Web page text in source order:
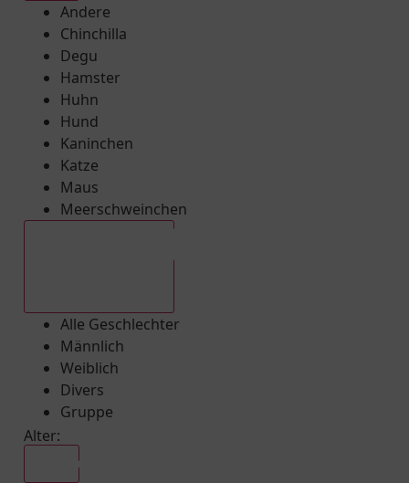
Andere
Chinchilla
Degu
Hamster
Huhn
Hund
Kaninchen
Katze
Maus
Meerschweinchen
Alle Geschlechter
Männlich
Weiblich
Divers
Gruppe
Alter: